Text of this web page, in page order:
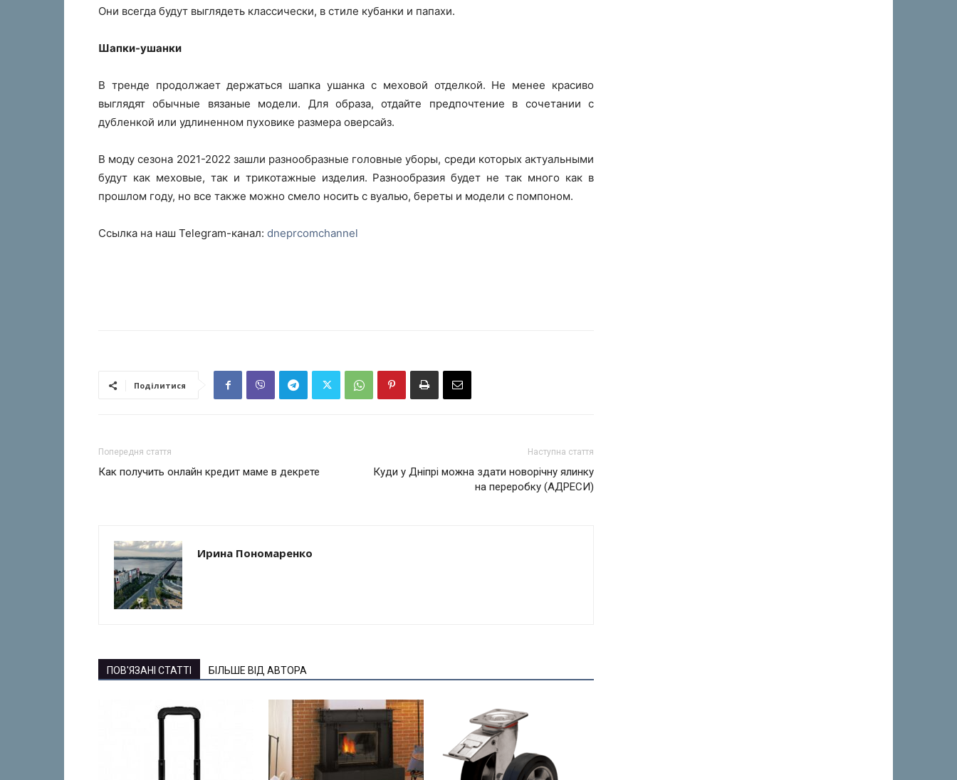
Они всегда будут выглядеть классически, в стиле кубанки и папахи.
Шапки-ушанки
В тренде продолжает держаться шапка ушанка с меховой отделкой. Не менее красиво
выглядят обычные вязаные модели. Для образа, отдайте предпочтение в сочетании с
дубленкой или удлиненном пуховике размера оверсайз.
В моду сезона 2021-2022 зашли разнообразные головные уборы, среди которых актуальными
будут как меховые, так и трикотажные изделия. Разнообразия будет не так много как в
прошлом году, но все также можно смело носить с вуалью, береты и модели с помпоном.
Ссылка на наш Telegram-канал: dneprcomchannel
Поділитися
Попередня стаття
Как получить онлайн кредит маме в декрете
Наступна стаття
Куди у Дніпрі можна здати новорічну ялинку
на переробку (АДРЕСИ)
Ирина Пономаренко
ПОВ'ЯЗАНІ СТАТТІ БІЛЬШЕ ВІД АВТОРА